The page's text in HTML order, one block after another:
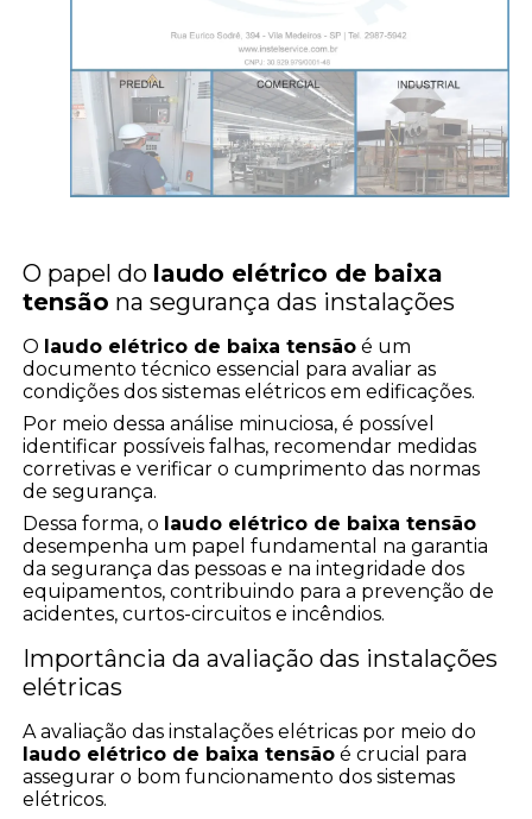
O papel do laudo elétrico de baixa
tensão na segurança das instalações
O laudo elétrico de baixa tensão é um
documento técnico essencial para avaliar as
condições dos sistemas elétricos em edificações.
Por meio dessa análise minuciosa, é possível
identificar possíveis falhas, recomendar medidas
corretivas e verificar o cumprimento das normas
de segurança.
Dessa forma, o laudo elétrico de baixa tensão
desempenha um papel fundamental na garantia
da segurança das pessoas e na integridade dos
equipamentos, contribuindo para a prevenção de
acidentes, curtos-circuitos e incêndios.
Importância da avaliação das instalações
elétricas
A avaliação das instalações elétricas por meio do
laudo elétrico de baixa tensão é crucial para
assegurar o bom funcionamento dos sistemas
elétricos.